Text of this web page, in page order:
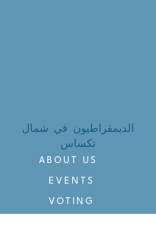
الديمقراطيون في شمال
تكساس
ABOUT US
EVENTS
VOTING